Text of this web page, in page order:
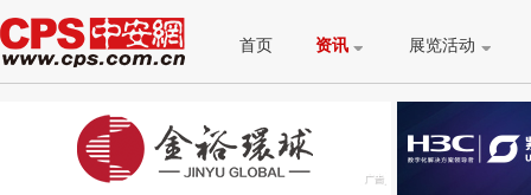
首页 资讯 展览活动